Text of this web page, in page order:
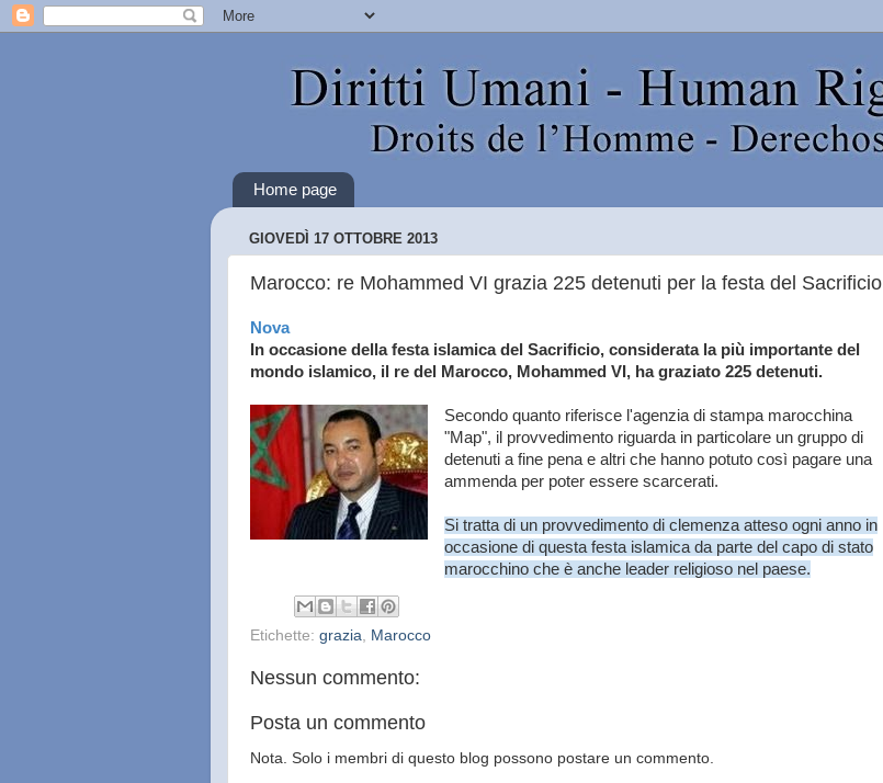
Home page
GIOVEDÌ 17 OTTOBRE 2013
Marocco: re Mohammed VI grazia 225 detenuti per la festa del Sacrificio
Nova
In occasione della festa islamica del Sacrificio, considerata la più importante del
mondo islamico, il re del Marocco, Mohammed VI, ha graziato 225 detenuti.
Secondo quanto riferisce l'agenzia di stampa marocchina
"Map", il provvedimento riguarda in particolare un gruppo di
detenuti a fine pena e altri che hanno potuto così pagare una
ammenda per poter essere scarcerati.
Si tratta di un provvedimento di clemenza atteso ogni anno in
occasione di questa festa islamica da parte del capo di stato
marocchino che è anche leader religioso nel paese.
Etichette: grazia Marocco
Nessun commento:
Posta un commento
Nota. Solo i membri di questo blog possono postare un commento.